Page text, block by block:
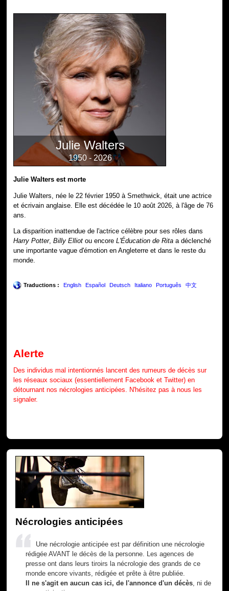
Julie Walters
1950 - 2026
Julie Walters est morte
Julie Walters, née le 22 février 1950 à Smethwick, était une actrice
et écrivain anglaise. Elle est décédée le 10 août 2026, à l'âge de 76
ans.
La disparition inattendue de l'actrice célèbre pour ses rôles dans
Harry Potter,Billy Elliot ou encoreL'Éducation de Rita a déclenché
une importante vague d'émotion en Angleterre et dans le reste du
monde.
Traductions : English Español Deutsch Italiano Português 中文
Alerte
Des individus mal intentionnés lancent des rumeurs de décès sur
les réseaux sociaux (essentiellement Facebook et Twitter) en
détournant nos nécrologies anticipées. N'hésitez pas à nous les
signaler.
Nécrologies anticipées
Une nécrologie anticipée est par définition une nécrologie
rédigée AVANT le décès de la personne. Les agences de
presse ont dans leurs tiroirs la nécrologie des grands de ce
monde encore vivants, rédigée et prête à être publiée.
Il ne s'agit en aucun cas ici, de l'annonce d'un décès , ni de